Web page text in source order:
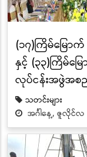
(၁၇)ကြိမ်မြေ
နှင့် (၃၃)ကြိမ်မ
လုပ်ငန်းအဖွဲအစည်
သတင်းများ
အင်္ဂါနေ့, ဇူလိုင်လ